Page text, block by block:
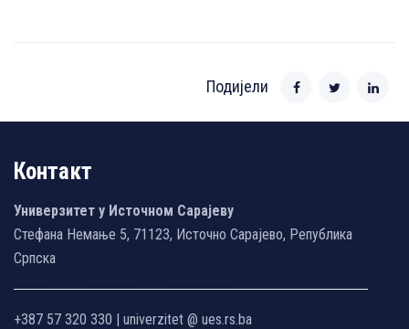
Подијели
Контакт
Универзитет у Источном Сарајеву
Стефана Немање 5, 71123, Источно Сарајево, Република
Српска
+387 57 320 330 | univerzitet @ ues.rs.ba